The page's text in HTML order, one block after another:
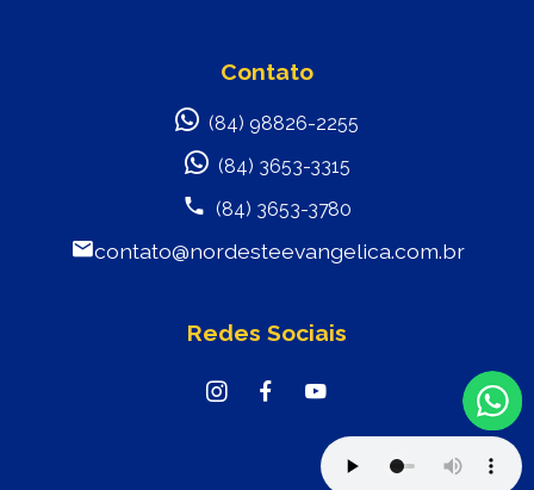
Contato
(84) 98826-2255
(84) 3653-3315
(84) 3653-3780
contato@nordesteevangelica.com.br
Redes Sociais